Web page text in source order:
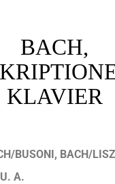
BACH,
KLAVIER
BUSONI, BACH/
A.